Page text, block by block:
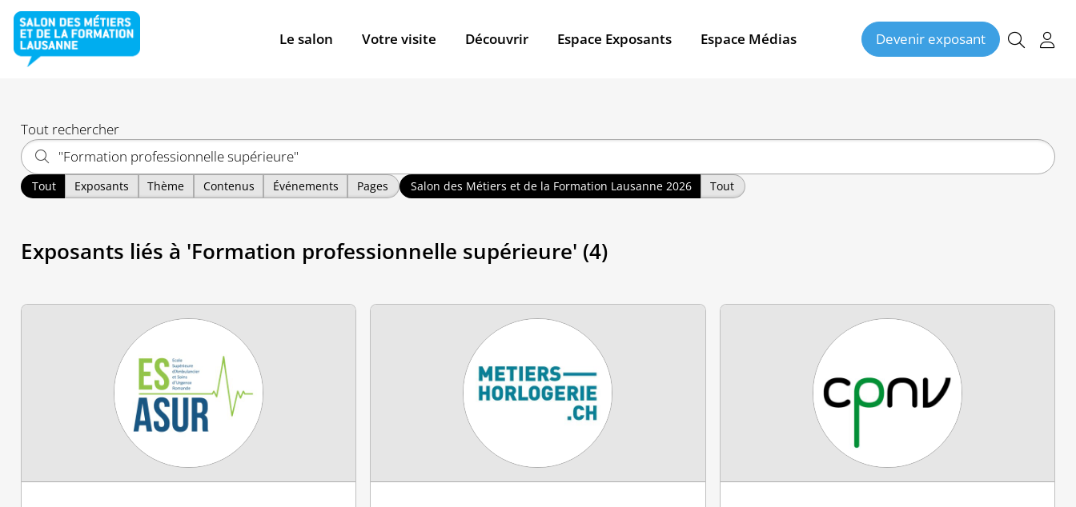
Le salon Votre visite Découvrir Espace Exposants Espace Médias Devenir exposant
Tout rechercher
Tout Exposants Thème Contenus Événements Pages Salon des Métiers et de la Formation Lausanne 2026 Tout
Exposants liés à 'Formation professionnelle supérieure' (4)